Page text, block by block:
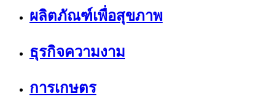
ผลิตภัณฑ์เพื่อสุขภาพ
ธุรกิจความงาม
การเกษตร